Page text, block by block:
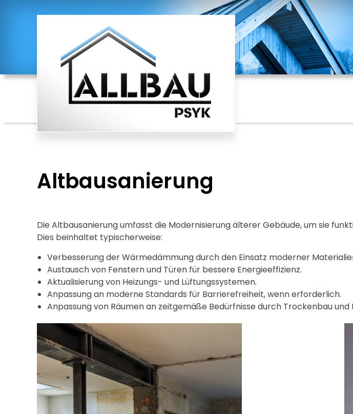
Altbausanierung
Die Altbausanierung umfasst die Modernisierung älterer Gebäude, um sie
Dies beinhaltet typischerweise:
Verbesserung der Wärmedämmung durch den Einsatz moderner
Austausch von Fenstern und Türen für bessere Energieeffizienz.
Aktualisierung von Heizungs- und Lüftungssystemen.
Anpassung an moderne Standards für Barrierefreiheit, wenn erforderlich.
Anpassung von Räumen an zeitgemäße Bedürfnisse durch Trockenbau
Trocken-/ und Akustikbau